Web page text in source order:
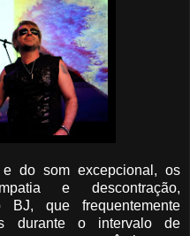
do som excepcional, os
e descontração,
que frequentemente
durante o intervalo de